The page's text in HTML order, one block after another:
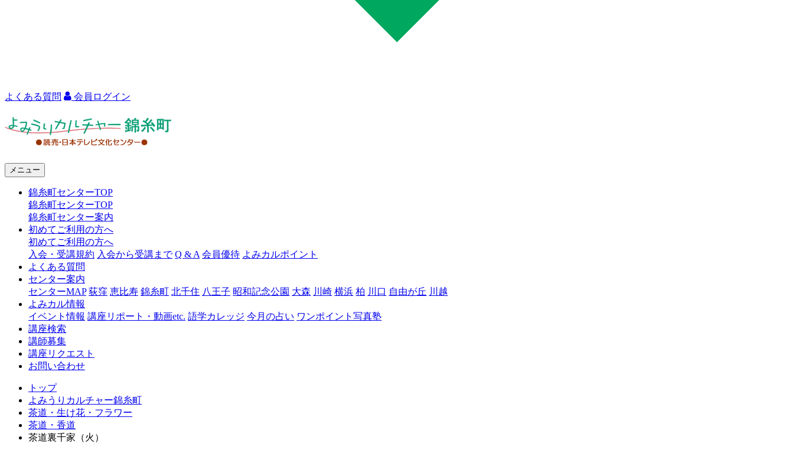
よくある質問 会員ログイン
ャ
錦
糸
メニュー
錦糸町センターTOP
錦糸町センターTOP
錦糸町センター案内
初めてご利用の方へ
初めてご利用の方へ
入会・受講規約 入会から受講まで Q & A 会員優待 よみカルポイント
よくある質問
センター案内
センターMAP 荻窪 恵比寿 錦糸町 北千住 八王子 昭和記念公園 大森 川崎 横浜 柏 川口 自由が丘 川越
よみカル情報
イベント情報 講座リポート・動画etc. 語学カレッジ 今月の占い ワンポイント写真塾
講座検索
講師募集
講座リクエスト
お問い合わせ
トップ
よみうりカルチャー錦糸町
茶道・生け花・フラワー
茶道・香道
茶道裏千家（火）